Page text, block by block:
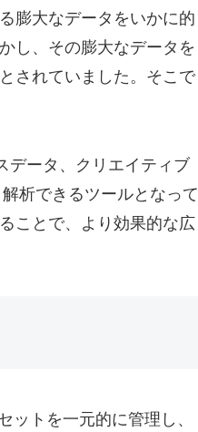
膨大なデータをいかに的
し、その膨大なデータを
されていました。そこで
データ、クリエイティブ
析できるツールとなって
ことで、より効果的な広
ットを一元的に管理し、